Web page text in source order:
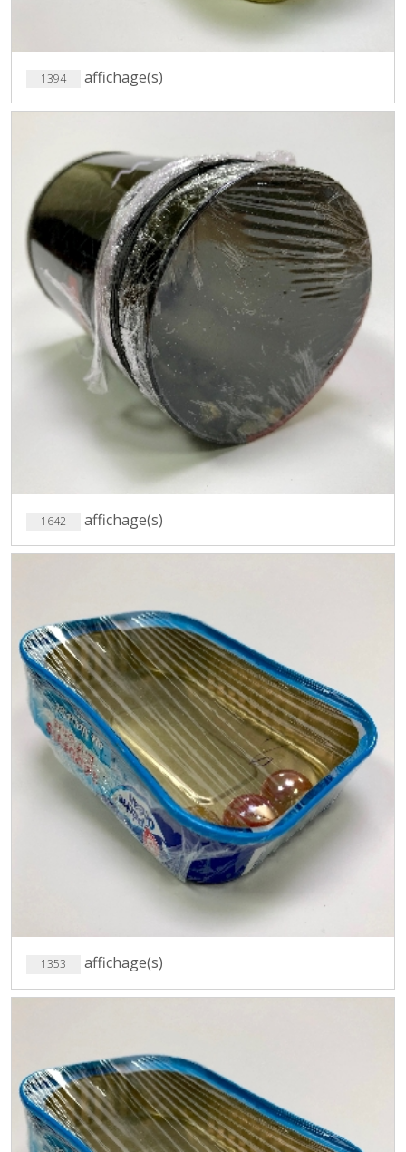
1394 affichage(s)
1642 affichage(s)
1353 affichage(s)